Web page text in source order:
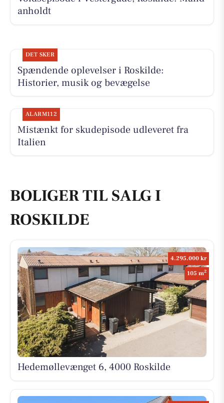
anholdt
DET SKER
Spændende oplevelser i Roskilde:
Historier, musik og bevægelse
ALARM112
Mistænkt for skudepisode udleveret fra
Italien
BOLIGER TIL SALG I
ROSKILDE
4.295.000 kr
105 m2
Hedemøllevænget 6, 4000 Roskilde